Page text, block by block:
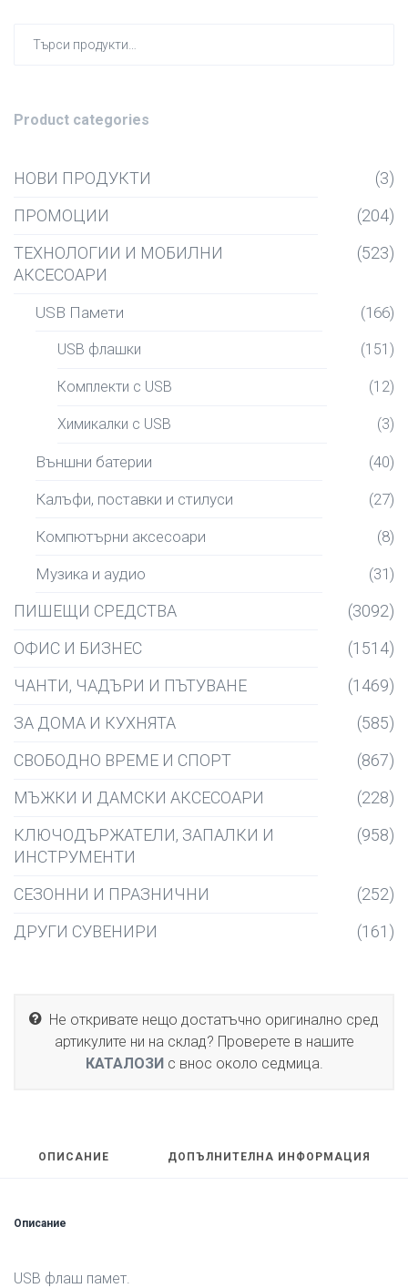
Product categories
НОВИ ПРОДУКТИ
(3)
ПРОМОЦИИ
(204)
ТЕХНОЛОГИИ И МОБИЛНИ
АКСЕСОАРИ
(523)
USB Памети (166)
USB флашки (151)
Комплекти с USB (12)
Химикалки с USB (3)
Външни батерии (40)
Калъфи, поставки и стилуси (27)
Компютърни аксесоари (8)
Музика и аудио (31)
ПИШЕЩИ СРЕДСТВА
(3092)
ОФИС И БИЗНЕС
(1514)
ЧАНТИ, ЧАДЪРИ И ПЪТУВАНЕ
(1469)
ЗА ДОМА И КУХНЯТА
(585)
СВОБОДНО ВРЕМЕ И СПОРТ
(867)
МЪЖКИ И ДАМСКИ АКСЕСОАРИ
(228)
КЛЮЧОДЪРЖАТЕЛИ, ЗАПАЛКИ И
ИНСТРУМЕНТИ
(958)
СЕЗОННИ И ПРАЗНИЧНИ
(252)
ДРУГИ СУВЕНИРИ
(161)
Не откривате нещо достатъчно оригинално сред
артикулите ни на склад? Проверете в нашите
КАТАЛОЗИс внос около седмица.
ОПИСАНИЕ ДОПЪЛНИТЕЛНА ИНФОРМАЦИЯ
Описание
USB флаш памет.